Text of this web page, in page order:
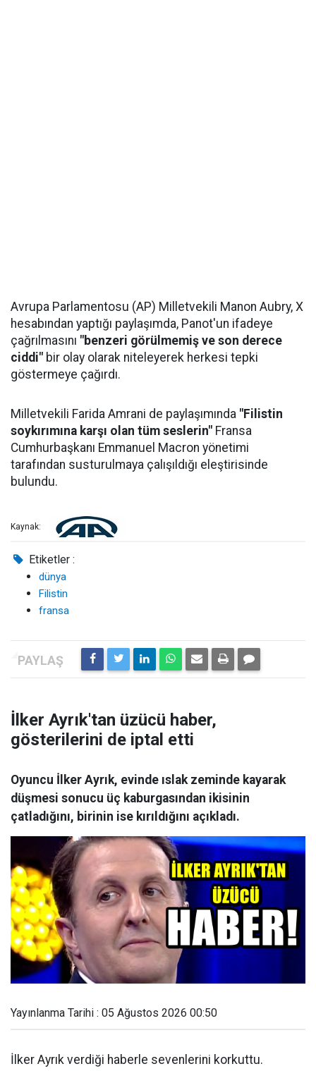
Avrupa Parlamentosu (AP) Milletvekili Manon Aubry, X
hesabından yaptığı paylaşımda, Panot'un ifadeye
çağrılmasını "benzeri görülmemiş ve son derece
ciddi" bir olay olarak niteleyerek herkesi tepki
göstermeye çağırdı.
Milletvekili Farida Amrani de paylaşımında "Filistin
soykırımına karşı olan tüm seslerin" Fransa
Cumhurbaşkanı Emmanuel Macron yönetimi
tarafından susturulmaya çalışıldığı eleştirisinde
bulundu.
Kaynak:
Etiketler :
dünya
Filistin
fransa
İlker Ayrık'tan üzücü haber,
gösterilerini de iptal etti
Oyuncu İlker Ayrık, evinde ıslak zeminde kayarak
düşmesi sonucu üç kaburgasından ikisinin
çatladığını, birinin ise kırıldığını açıkladı.
Yayınlanma Tarihi : 05 Ağustos 2026 00:50
İlker Ayrık verdiği haberle sevenlerini korkuttu.